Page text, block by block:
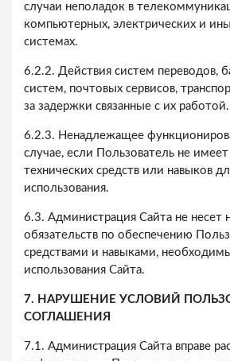
случаи неполадок в
компьютерных, электрических и
системах.
6.2.2. Действия систем переводов,
систем, почтовых сервисов,
за задержки связанные с их работой.
6.2.3. Ненадлежащее
случае, если Пользователь не
технических средств или навыков
использования.
6.3. Администрация Сайта не несет
обязательств по обеспечению
средствами и навыками,
использования Сайта.
7. НАРУШЕНИЕ УСЛОВИЙ
СОГЛАШЕНИЯ
7.1. Администрация Сайта вправе